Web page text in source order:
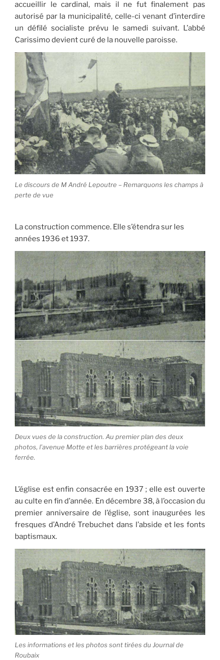
accueillir le cardinal, mais il ne fut finalement pas
autorisé par la municipalité, celle-ci venant d’interdire
un défilé socialiste prévu le samedi suivant. L’abbé
Carissimo devient curé de la nouvelle paroisse.
Le discours de M André Lepoutre – Remarquons les champs à
perte de vue
La construction commence. Elle s’étendra sur les
années 1936 et 1937.
Deux vues de la construction. Au premier plan des deux
photos, l’avenue Motte et les barrières protégeant la voie
ferrée.
L’église est enfin consacrée en 1937 ; elle est ouverte
au culte en fin d’année. En décembre 38, à l’occasion du
premier anniversaire de l’église, sont inaugurées les
fresques d’André Trebuchet dans l’abside et les fonts
baptismaux.
Les informations et les photos sont tirées du Journal de
Roubaix